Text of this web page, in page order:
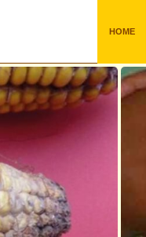
HOME